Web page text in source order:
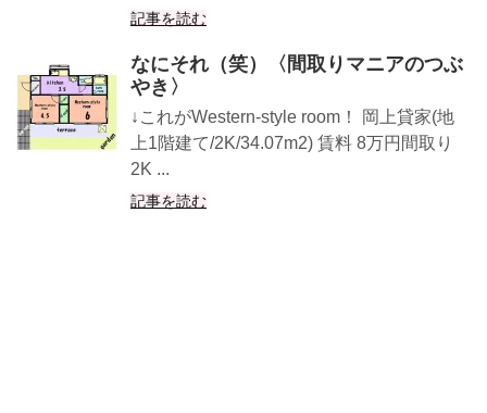
記事を読む
なにそれ（笑）〈間取りマニアのつぶ
やき〉
↓これがWestern-style room！ 岡上貸家(地
上1階建て/2K/34.07m2) 賃料 8万円間取り
2K ...
記事を読む